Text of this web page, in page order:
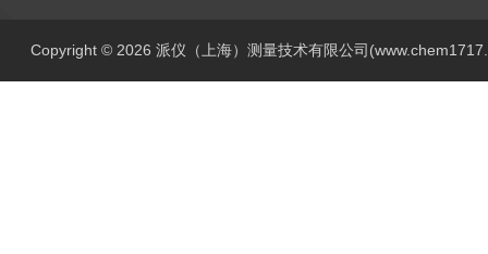
Copyright © 2026 派仪（上海）测量技术有限公司